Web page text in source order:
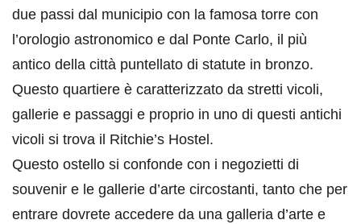
due passi dal municipio con la famosa torre con
l’orologio astronomico e dal Ponte Carlo, il più
antico della città puntellato di statute in bronzo.
Questo quartiere è caratterizzato da stretti vicoli,
gallerie e passaggi e proprio in uno di questi antichi
vicoli si trova il Ritchie’s Hostel.
Questo ostello si confonde con i negozietti di
souvenir e le gallerie d’arte circostanti, tanto che per
entrare dovrete accedere da una galleria d’arte e